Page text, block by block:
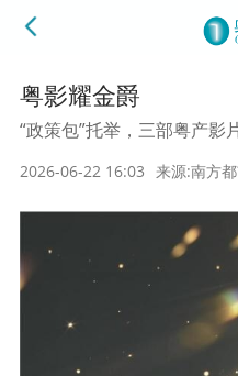
粤影耀金爵
“政策包”托举，三部粤产影
2026-06-22 16:03 来源:南方